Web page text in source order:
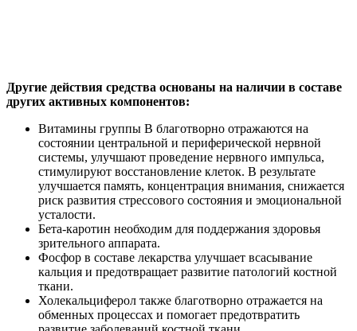
Другие действия средства основаны на наличии в составе
других активных компонентов:
Витамины группы В благотворно отражаются на
состоянии центральной и периферической нервной
системы, улучшают проведение нервного импульса,
стимулируют восстановление клеток. В результате
улучшается память, концентрация внимания, снижается
риск развития стрессового состояния и эмоциональной
усталости.
Бета-каротин необходим для поддержания здоровья
зрительного аппарата.
Фосфор в составе лекарства улучшает всасывание
кальция и предотвращает развитие патологий костной
ткани.
Холекальциферол также благотворно отражается на
обменных процессах и помогает предотвратить